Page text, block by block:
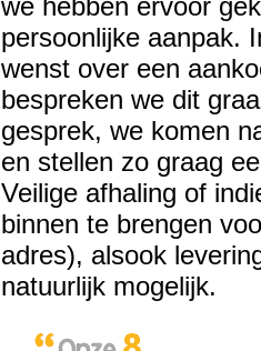
we hebben ervoor
persoonlijke aanpak.
wenst over een
bespreken we dit
gesprek, we komen
en stellen zo graag
Veilige afhaling of
binnen te brengen
adres), alsook
natuurlijk mogelijk.